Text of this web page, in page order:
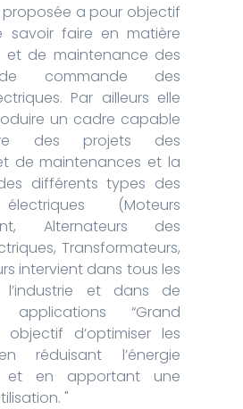
proposée a pour objectif
savoir faire en matière
et de maintenance des
commande des
Par ailleurs elle
un cadre capable
des projets des
de maintenances et la
différents types des
(Moteurs
Alternateurs des
Transformateurs,
intervient dans tous les
l’industrie et dans de
applications “Grand
objectif d’optimiser les
réduisant l’énergie
et en apportant une
"